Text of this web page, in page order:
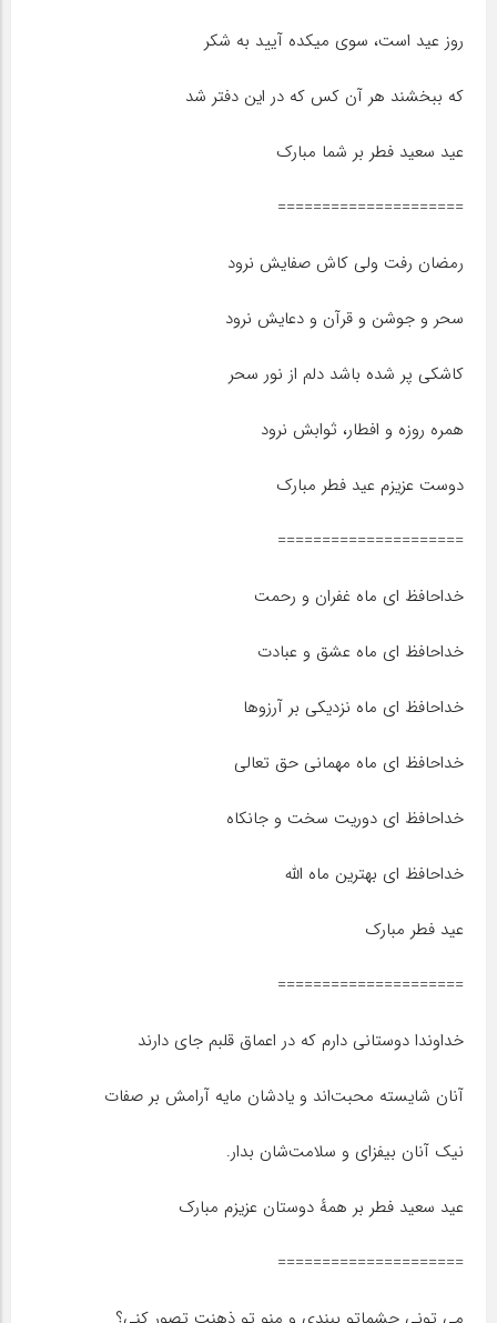
روز عید است، سوی میکده آیید به شکر
که ببخشند هر آن کس که در این دفتر شد
عید سعید فطر بر شما مبارک
=====================
رمضان رفت ولی کاش صفایش نرود
سحر و جوشن و قرآن و دعایش نرود
کاشکی پر شده باشد دلم از نور سحر
همره روزه و افطار، ثوابش نرود
دوست عزیزم عید فطر مبارک
=====================
خداحافظ ای ماه غفران و رحمت
خداحافظ ای ماه عشق و عبادت
خداحافظ ای ماه نزدیکی بر آرزوها
خداحافظ ای ماه مهمانی حق تعالی
خداحافظ ای دوریت سخت و جانکاه
خداحافظ ای بهترین ماه الله
عید فطر مبارک
=====================
خداوندا دوستانی دارم که در اعماق قلبم جای دارند
آنان شایسته محبت‌اند و یادشان مایه آرامش بر صفات
نیک آنان بیفزای و سلامت‌شان بدار.
عید سعید فطر بر همهٔ دوستان عزیزم مبارک
=====================